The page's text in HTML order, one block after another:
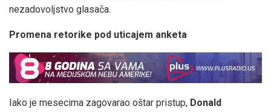
nezadovoljstvo glasača.
Promena retorike pod uticajem anketa
Iako je mesecima zagovarao oštar pristup, Donald